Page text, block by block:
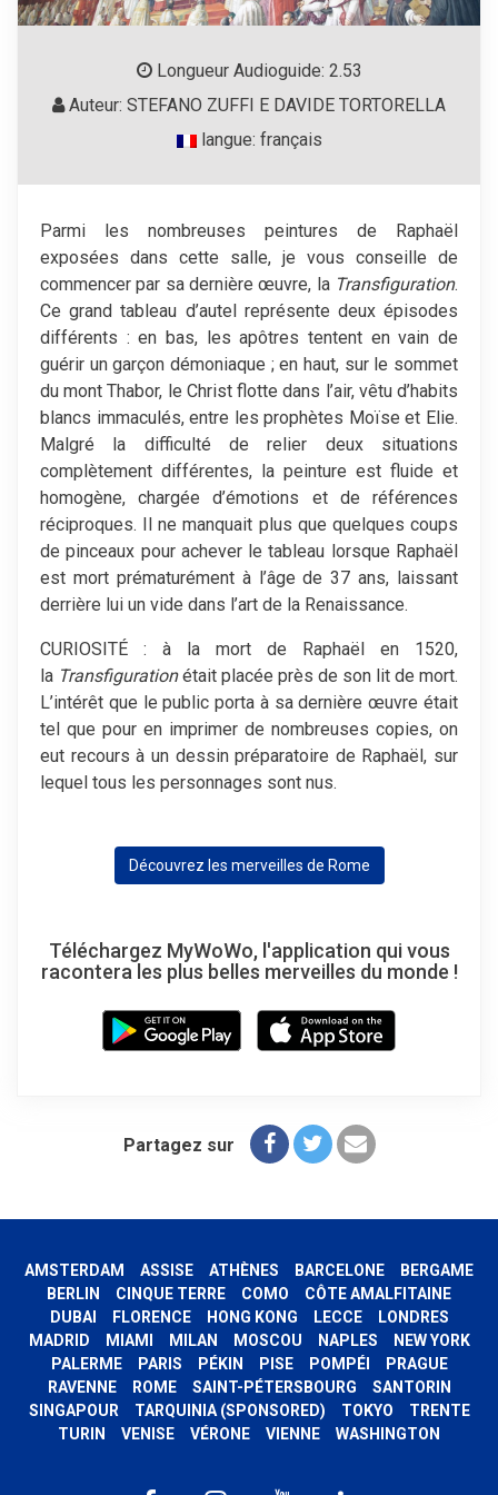
Longueur Audioguide: 2.53
Auteur: STEFANO ZUFFI E DAVIDE TORTORELLA
langue: français
Parmi les nombreuses peintures de Raphaël
exposées dans cette salle, je vous conseille de
commencer par sa dernière œuvre, la Transfiguration.
Ce grand tableau d’autel représente deux épisodes
différents : en bas, les apôtres tentent en vain de
guérir un garçon démoniaque ; en haut, sur le sommet
du mont Thabor, le Christ flotte dans l’air, vêtu d’habits
blancs immaculés, entre les prophètes Moïse et Elie.
Malgré la difficulté de relier deux situations
complètement différentes, la peinture est fluide et
homogène, chargée d’émotions et de références
réciproques. Il ne manquait plus que quelques coups
de pinceaux pour achever le tableau lorsque Raphaël
est mort prématurément à l’âge de 37 ans, laissant
derrière lui un vide dans l’art de la Renaissance.
CURIOSITÉ : à la mort de Raphaël en 1520,
la Transfigurationétait placée près de son lit de mort.
L’intérêt que le public porta à sa dernière œuvre était
tel que pour en imprimer de nombreuses copies, on
eut recours à un dessin préparatoire de Raphaël, sur
lequel tous les personnages sont nus.
Découvrez les merveilles de Rome
Téléchargez MyWoWo, l'application qui vous
racontera les plus belles merveilles du monde !
Partagez sur
AMSTERDAM ASSISE ATHÈNES BARCELONE
BERGAME
BERLIN
CINQUE TERRE COMO
CÔTE AMALFITAINE
DUBAI
FLORENCE HONG KONG LECCE
LONDRES
MADRID
MIAMI MILAN MOSCOU NAPLES
NEW YORK
PALERME
PARIS PÉKIN PISE POMPÉI
PRAGUE
RAVENNE
ROME SAINT-PÉTERSBOURG
SANTORIN
SINGAPOUR
TARQUINIA (SPONSORED) TOKYO
TRENTE
TURIN
VENISE VÉRONE VIENNE WASHINGTON